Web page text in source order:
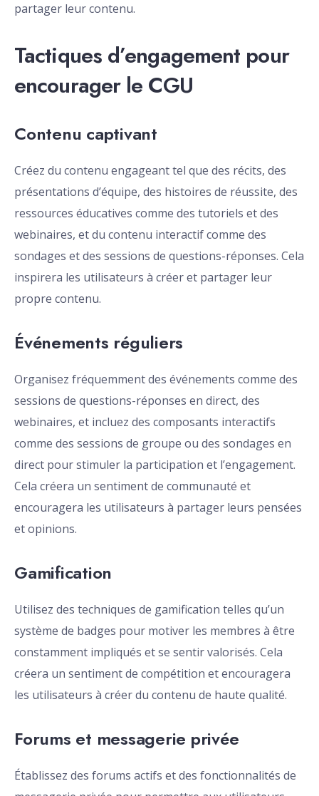
partager leur contenu.
Tactiques d’engagement pour
encourager le CGU
Contenu captivant
Créez du contenu engageant tel que des récits, des
présentations d’équipe, des histoires de réussite, des
ressources éducatives comme des tutoriels et des
webinaires, et du contenu interactif comme des
sondages et des sessions de questions-réponses. Cela
inspirera les utilisateurs à créer et partager leur
propre contenu.
Événements réguliers
Organisez fréquemment des événements comme des
sessions de questions-réponses en direct, des
webinaires, et incluez des composants interactifs
comme des sessions de groupe ou des sondages en
direct pour stimuler la participation et l’engagement.
Cela créera un sentiment de communauté et
encouragera les utilisateurs à partager leurs pensées
et opinions.
Gamification
Utilisez des techniques de gamification telles qu’un
système de badges pour motiver les membres à être
constamment impliqués et se sentir valorisés. Cela
créera un sentiment de compétition et encouragera
les utilisateurs à créer du contenu de haute qualité.
Forums et messagerie privée
Établissez des forums actifs et des fonctionnalités de